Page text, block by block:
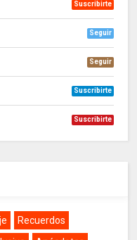
Suscribirte
Seguir
Seguir
Suscribirte
Suscribirte
Recuerdos